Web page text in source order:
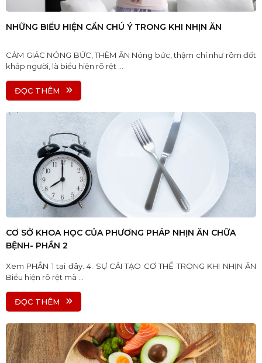
NHỮNG BIỂU HIỆN CẦN CHÚ Ý TRONG KHI NHỊN ĂN
CẢM GIÁC NÓNG BỨC, THÈM ĂN Nóng bức, thậm chí như rôm đốt
khắp người, là biểu hiện rõ rệt ...
ĐỌC THÊM
CƠ SỞ KHOA HỌC CỦA PHƯƠNG PHÁP NHỊN ĂN CHỮA
BỆNH- PHẦN 2
Xem PHẦN 1 tại đây. 4. SỰ CẢI TẠO CƠ THỂ TRONG KHI NHỊN ĂN
Biểu hiện rõ rệt mà ...
ĐỌC THÊM